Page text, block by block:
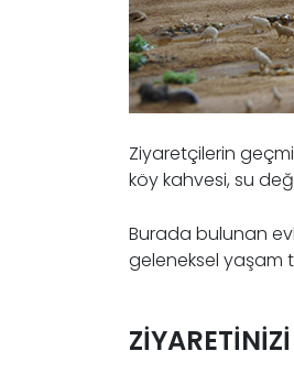
Ziyaretçilerin
köy kahvesi, su
Burada bulunan
geleneksel yaşam